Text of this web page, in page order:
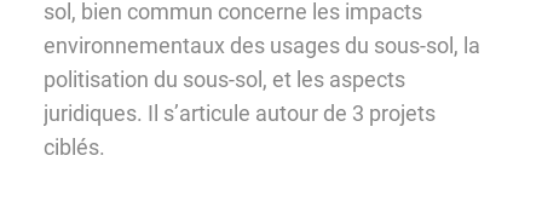
sol, bien commun concerne les impacts
environnementaux des usages du sous-sol, la
politisation du sous-sol, et les aspects
juridiques. Il s’articule autour de 3 projets
ciblés.